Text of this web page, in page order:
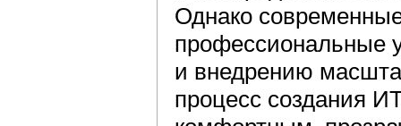
Однако
профессиональные
и внедрению
процесс создания